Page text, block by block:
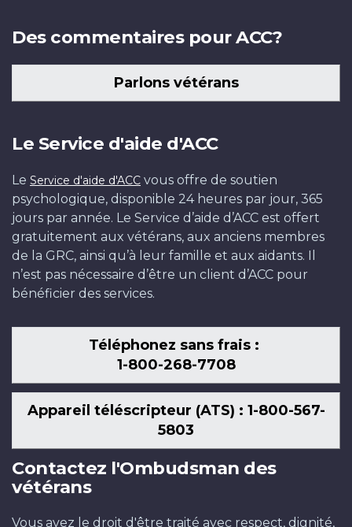
Des commentaires pour ACC?
Parlons vétérans
Le Service d'aide d'ACC
Le Service d'aide d'ACC vous offre de soutien
psychologique, disponible 24 heures par jour, 365
jours par année. Le Service d’aide d’ACC est offert
gratuitement aux vétérans, aux anciens membres
de la GRC, ainsi qu’à leur famille et aux aidants. Il
n’est pas nécessaire d’être un client d’ACC pour
bénéficier des services.
Téléphonez sans frais :
1-800-268-7708
Appareil téléscripteur (ATS) : 1-800-567-
5803
Contactez l'Ombudsman des
vétérans
Vous avez le droit d'être traité avec respect, dignité,